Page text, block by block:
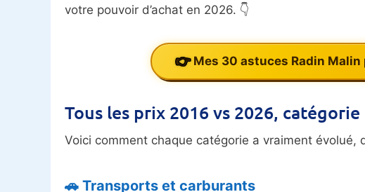
votre pouvoir d’achat en 2026. 👇
Mes 30 astuces Radin
Tous les prix 2016 vs 2026,
Voici comment chaque catégorie a vraiment évolué,
🚗 Transports et carburants